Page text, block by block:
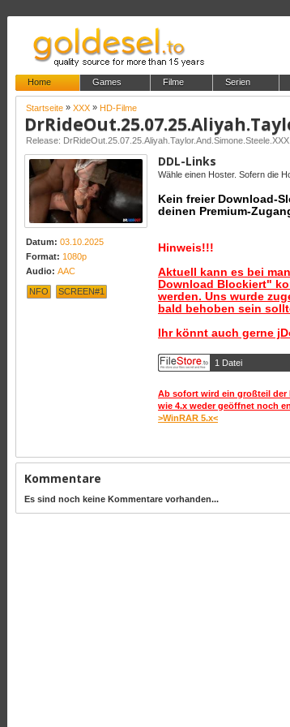
Home Games Filme Serien
Startseite » XXX » HD-Filme
Release:
Datum: 03.10.2025
Format: 1080p
Audio: AAC
NFO SCREEN#1
DDL-Links
Wähle einen Hoster. Sofern die
Kein freier Download-
deinen Premium-
Hinweis!!!
Aktuell kann es bei
Download Blockiert"
werden. Uns wurde
bald behoben sein
Ihr könnt auch gerne
1 Datei
Ab sofort wird ein großteil der
wie 4.x weder geöffnet noch
>WinRAR 5.x<
Kommentare
Es sind noch keine Kommentare vorhanden...